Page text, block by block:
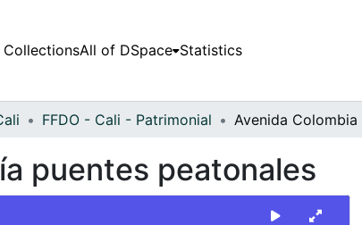
CollectionsAll of DSpace Statistics
FFDO - Cali - Patrimonial
puentes peatonales